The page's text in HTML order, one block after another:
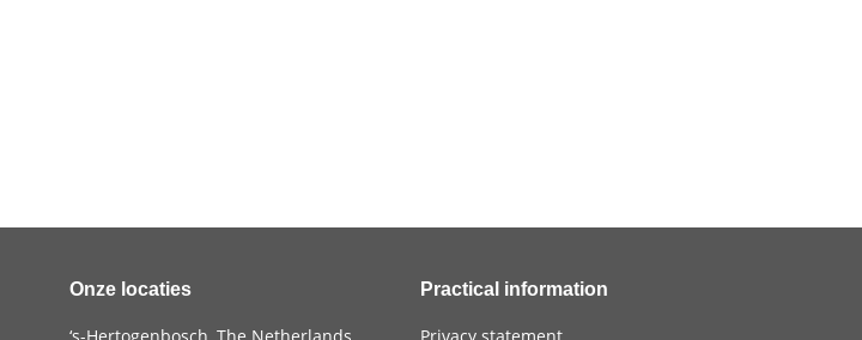
Onze locaties Practical information